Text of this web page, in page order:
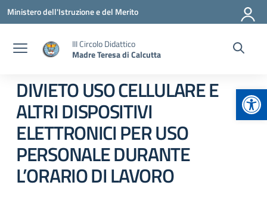
Vai ai contenuti
Vai al menu di navigazione
Vai al footer
Ministero dell'Istruzione e del Merito
III Circolo Didattico
Madre Teresa di Calcutta
DIVIETO USO CELLULARE E
ALTRI DISPOSITIVI
ELETTRONICI PER USO
PERSONALE DURANTE
L’ORARIO DI LAVORO